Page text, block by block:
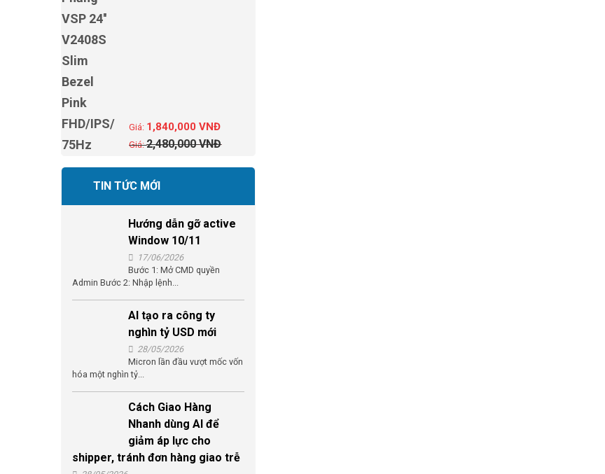
2,480,000VNĐ
1,840,000VNĐ
TIN TỨC MỚI
Hướng dẫn gỡ active
Window 10/11
17/06/2026
Bước 1: Mở CMD quyền
Admin Bước 2: Nhập lệnh...
AI tạo ra công ty
nghìn tỷ USD mới
28/05/2026
Micron lần đầu vượt mốc vốn
hóa một nghìn tỷ...
Cách Giao Hàng
Nhanh dùng AI để
giảm áp lực cho
shipper, tránh đơn hàng giao trễ